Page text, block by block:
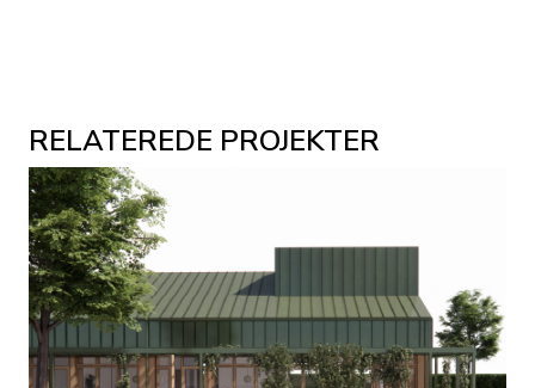
RELATEREDE PROJEKTER